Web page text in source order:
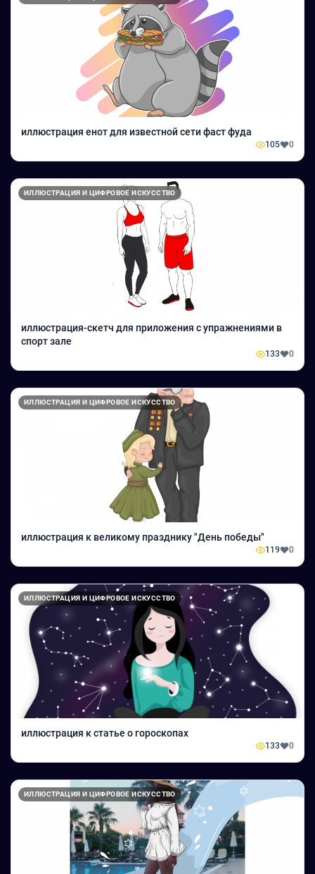
иллюстрация енот для известной сети фаст фуда
105 0
ИЛЛЮСТРАЦИЯ И ЦИФРОВОЕ ИСКУССТВО
иллюстрация-скетч для приложения с упражнениями в
спорт зале
133 0
ИЛЛЮСТРАЦИЯ И ЦИФРОВОЕ ИСКУССТВО
иллюстрация к великому празднику "День победы"
119 0
ИЛЛЮСТРАЦИЯ И ЦИФРОВОЕ ИСКУССТВО
иллюстрация к статье о гороскопах
133 0
ИЛЛЮСТРАЦИЯ И ЦИФРОВОЕ ИСКУССТВО